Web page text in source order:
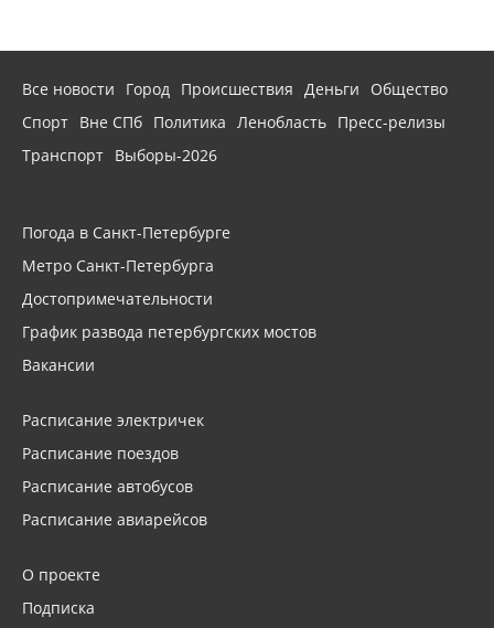
Все новости Город Происшествия Деньги
Общество
Спорт Вне СПб Политика Ленобласть Пресс-релизы
Транспорт Выборы-2026
Погода в Санкт-Петербурге
Метро Санкт-Петербурга
Достопримечательности
График развода петербургских мостов
Вакансии
Расписание электричек
Расписание поездов
Расписание автобусов
Расписание авиарейсов
О проекте
Подписка